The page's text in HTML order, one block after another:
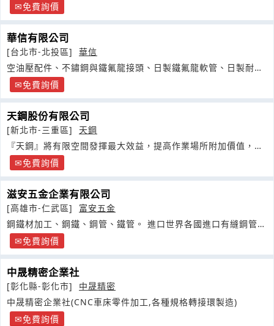
免費詢價
華信有限公司
[台北市-北投區]
華信
空油壓配件、不鏽鋼與鐵氟龍接頭、日製鐵氟龍軟管、日製耐水
耐油PU免費詢價
天鋼股份有限公司
[新北市-三重區]
天鋼
『天鋼』將有限空間發揮最大效益，提高作業場所附加價值，一
直是天鋼研發新產品的宗旨
免費詢價
滋安五金企業有限公司
[高雄市-仁武區]
富安五金
鋼鐵材加工、鋼鐵、鋼管、鐵管。 進口世界各國進口有縫鋼管無
縫鋼管免費詢價
中晟精密企業社
[彰化縣-彰化市]
中晟精密
中晟精密企業社(CNC車床零件加工,各種規格轉接環製造)
免費詢價